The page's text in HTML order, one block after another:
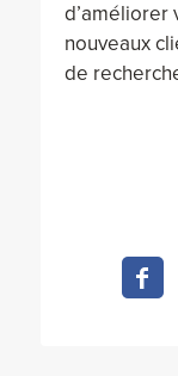
d’améliorer
nouveaux
de